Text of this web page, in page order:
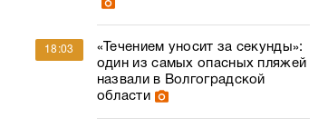
18:03
«Течением уносит за секунды»:
один из самых опасных пляжей
назвали в Волгоградской
области